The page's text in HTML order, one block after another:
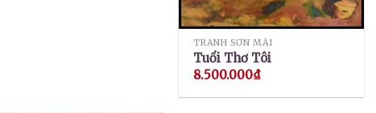
TRANH SƠN MÀI
Tuổi Thơ Tôi
8.500.000₫